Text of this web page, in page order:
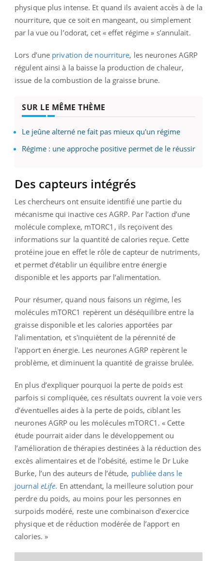
physique plus intense. Et quand ils avaient accès à de la
nourriture, que ce soit en mangeant, ou simplement
par la vue ou l’odorat, cet « effet régime » s’annulait.
Lors d’une privation de nourriture, les neurones AGRP
régulent ainsi à la baisse la production de chaleur,
issue de la combustion de la graisse brune.
SUR LE MÊME THÈME
Le jeûne alterné ne fait pas mieux qu'un régime
Régime : une approche positive permet de le réussir
Des capteurs intégrés
Les chercheurs ont ensuite identifié une partie du
mécanisme qui inactive ces AGRP. Par l’action d’une
molécule complexe, mTORC1, ils reçoivent des
informations sur la quantité de calories reçue. Cette
protéine joue en effet le rôle de capteur de nutriments,
et permet d’établir un équilibre entre énergie
disponible et les apports par l’alimentation.
Pour résumer, quand nous faisons un régime, les
molécules mTORC1 repèrent un déséquilibre entre la
graisse disponible et les calories apportées par
l’alimentation, et s'inquiètent de la pérennité de
l'apport en énergie. Les neurones AGRP repèrent le
problème, et diminuent la quantité de graisse brulée.
En plus d’expliquer pourquoi la perte de poids est
parfois si compliquée, ces résultats ouvrent la voie vers
d’éventuelles aides à la perte de poids, ciblant les
neurones AGRP ou les molécules mTORC1. « Cette
étude pourrait aider dans le développement ou
l’amélioration de thérapies destinées à la réduction des
excès alimentaires et de l’obésité, estime le Dr Luke
Burke, l’un des auteurs de l’étude, publiée dans le
journal eLife. En attendant, la meilleure solution pour
perdre du poids, au moins pour les personnes en
surpoids modéré, reste une combinaison d’exercice
physique et de réduction modérée de l’apport en
calories. »